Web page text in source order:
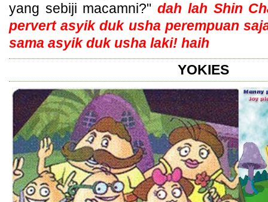
yang sebiji macamni?"dah lah Shin
pervert asyik duk usha perempuan
sama asyik duk usha laki! haih
YOKIES